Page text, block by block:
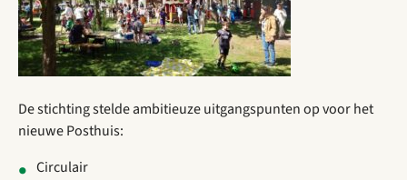
De stichting stelde ambitieuze uitgangspunten op voor het
nieuwe Posthuis:
Circulair